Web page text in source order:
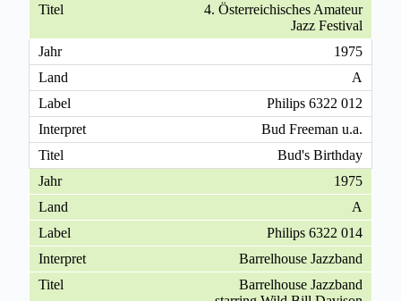
4. Österreichisches Amateur
Jazz Festival
1975
A
Philips 6322 012
Bud Freeman u.a.
Bud's Birthday
1975
A
Philips 6322 014
Barrelhouse Jazzband
Barrelhouse Jazzband